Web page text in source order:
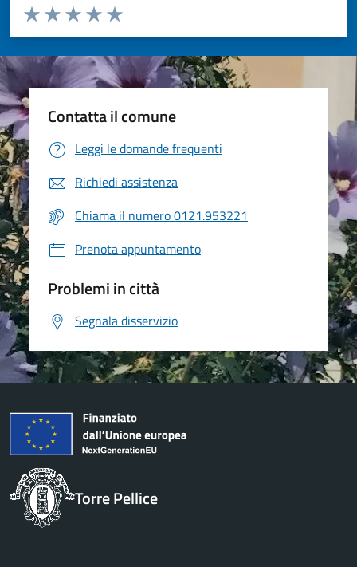
Valuta da 1 a 5 stelle la pagina
Valuta 5 stelle su 5
Valuta 4 stelle su 5
Valuta 3 stelle su 5
Valuta 2 stelle su 5
Valuta 1 stelle su 5
Contatta il comune
Leggi le domande frequenti
Richiedi assistenza
Chiama il numero 0121.953221
Prenota appuntamento
Problemi in città
Segnala disservizio
Torre Pellice